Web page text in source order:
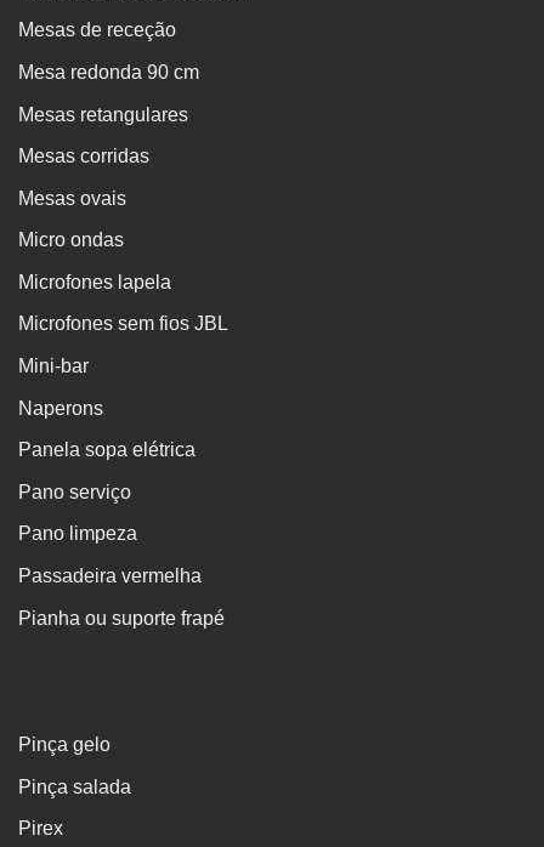
Mesas de receção
Mesa redonda 90 cm
Mesas retangulares
Mesas corridas
Mesas ovais
Micro ondas
Microfones lapela
Microfones sem fios JBL
Mini-bar
Naperons
Panela sopa elétrica
Pano serviço
Pano limpeza
Passadeira vermelha
Pianha ou suporte frapé
Pinça gelo
Pinça salada
Pirex